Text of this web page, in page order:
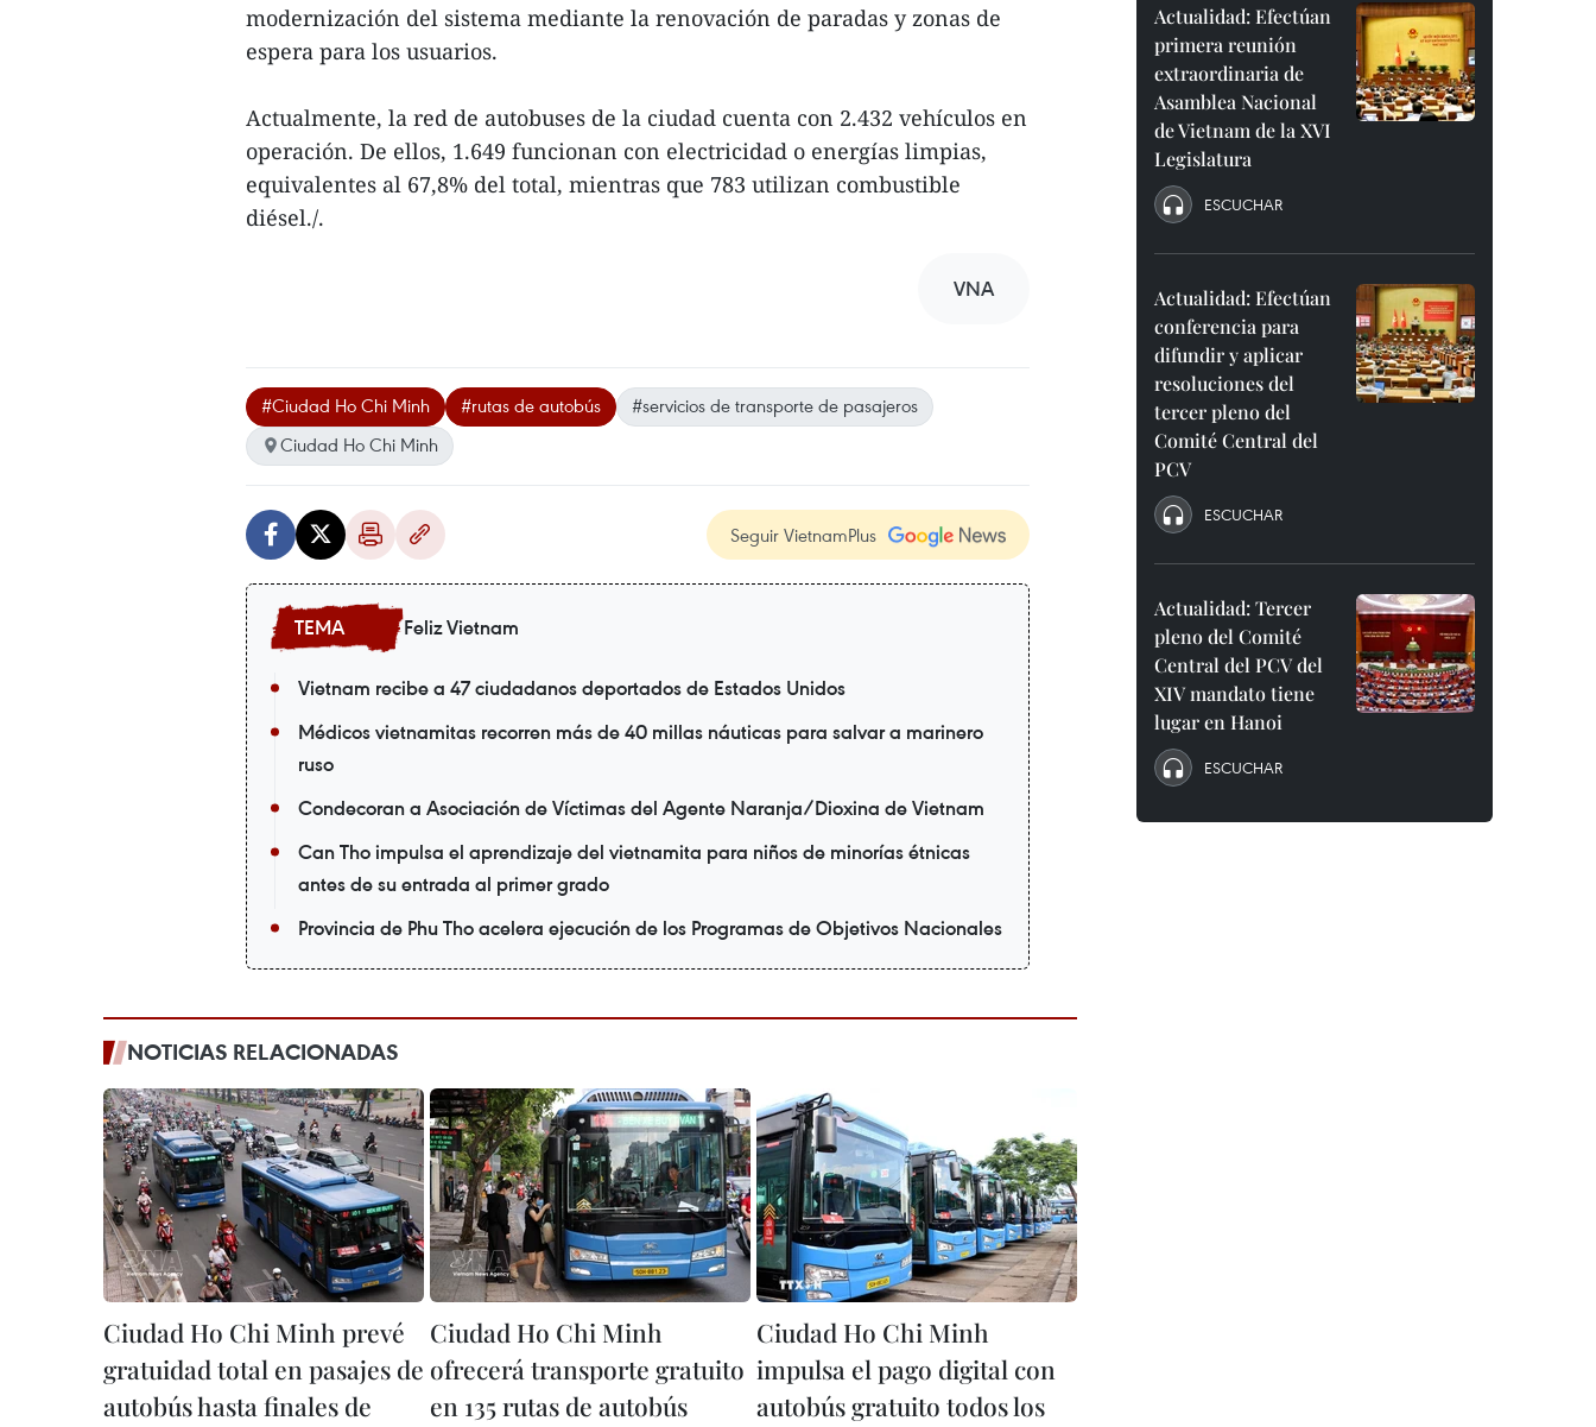
modernización del sistema mediante la renovación de paradas y zonas de
espera para los usuarios.
Actualmente, la red de autobuses de la ciudad cuenta con 2.432 vehículos en
operación. De ellos, 1.649 funcionan con electricidad o energías limpias,
equivalentes al 67,8% del total, mientras que 783 utilizan combustible
diésel./.
VNA
#Ciudad Ho Chi Minh #rutas de autobús
#servicios de transporte de pasajeros
Ciudad Ho Chi Minh
Seguir VietnamPlus
Feliz Vietnam
Vietnam recibe a 47 ciudadanos deportados de Estados Unidos
Médicos vietnamitas recorren más de 40 millas náuticas para salvar a marinero
ruso
Condecoran a Asociación de Víctimas del Agente Naranja/Dioxina de Vietnam
Can Tho impulsa el aprendizaje del vietnamita para niños de minorías étnicas
antes de su entrada al primer grado
Provincia de Phu Tho acelera ejecución de los Programas de Objetivos Nacionales
NOTICIAS RELACIONADAS
Ciudad Ho Chi Minh prevé
gratuidad total en pasajes de
autobús hasta finales de
Ciudad Ho Chi Minh
ofrecerá transporte gratuito
en 135 rutas de autobús
Ciudad Ho Chi Minh
impulsa el pago digital con
autobús gratuito todos los
Actualidad: Efectúan
primera reunión
extraordinaria de
Asamblea Nacional
de Vietnam de la XVI
Legislatura
ESCUCHAR
Actualidad: Efectúan
conferencia para
difundir y aplicar
resoluciones del
tercer pleno del
Comité Central del
PCV
ESCUCHAR
Actualidad: Tercer
pleno del Comité
Central del PCV del
XIV mandato tiene
lugar en Hanoi
ESCUCHAR